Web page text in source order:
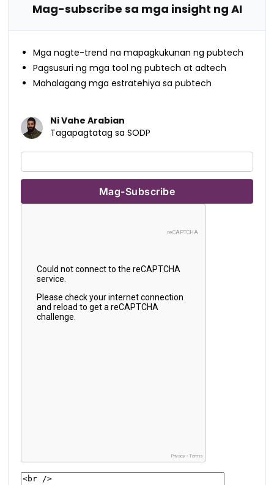
Mag-subscribe sa mga insight ng AI
Mga nagte-trend na mapagkukunan ng pubtech
Pagsusuri ng mga tool ng pubtech at adtech
Mahalagang mga estratehiya sa pubtech
Ni Vahe Arabian
Tagapagtatag sa SODP